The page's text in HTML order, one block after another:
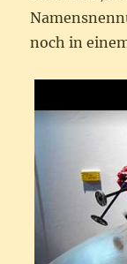
noch in